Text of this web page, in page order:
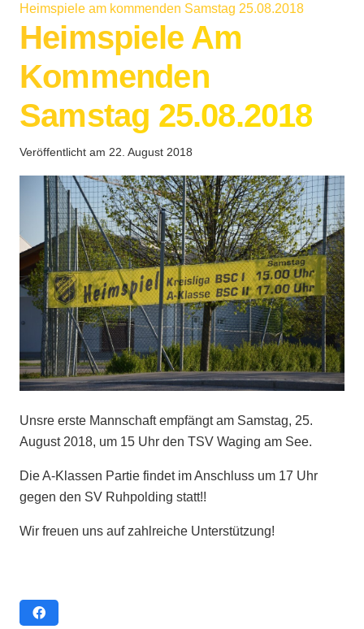
Heimspiele am kommenden Samstag 25.08.2018
Heimspiele Am
Kommenden
Samstag 25.08.2018
Veröffentlicht am 22. August 2018
Unsre erste Mannschaft empfängt am Samstag, 25.
August 2018, um 15 Uhr den TSV Waging am See.
Die A-Klassen Partie findet im Anschluss um 17 Uhr
gegen den SV Ruhpolding statt!!
Wir freuen uns auf zahlreiche Unterstützung!